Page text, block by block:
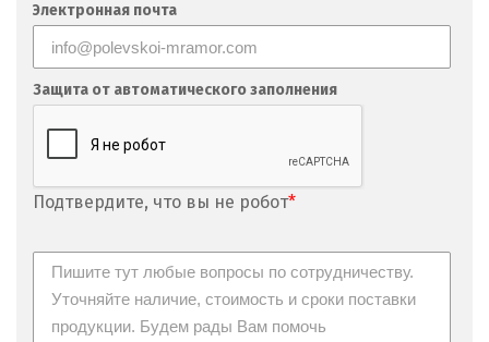
Электронная почта
Защита от автоматического заполнения
Подтвердите, что вы не робот*